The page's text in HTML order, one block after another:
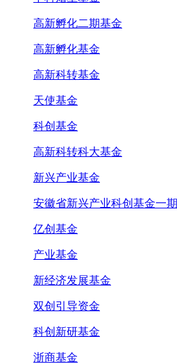
高新孵化二期基金
高新孵化基金
高新科转基金
天使基金
科创基金
高新科转科大基金
新兴产业基金
安徽省新兴产业科创基金一期
亿创基金
产业基金
新经济发展基金
双创引导资金
科创新研基金
浙商基金